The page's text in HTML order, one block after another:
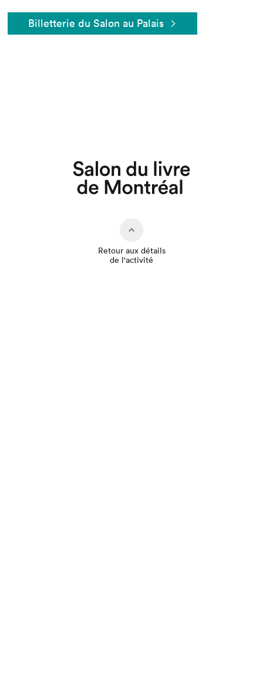
Billetterie du Salon au Palais
Retour aux détails
de l'activité